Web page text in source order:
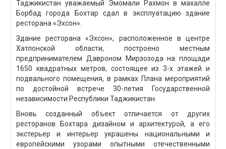
Таджикистан уважаемый Эмомали Рахмон в махалле
Борбад города Бохтар сдал в эксплуатацию здание
ресторана «Эхсон».
Здание ресторана «Эхсон», расположенное в центре
Хатлонской области, построено местным
предпринимателем Давроном Мирзозода на площади
1650 квадратных метров, состоящее из 3-х этажей и
подвального помещения, в рамках Плана мероприятий
по достойной встрече 30-летия Государственной
независимости Республики Таджикистан.
Вновь созданный объект отличается от других
ресторанов Бохтара дизайном и архитектурой, а его
экстерьер и интерьер украшены национальными и
европейскими узорами опытными отечественными